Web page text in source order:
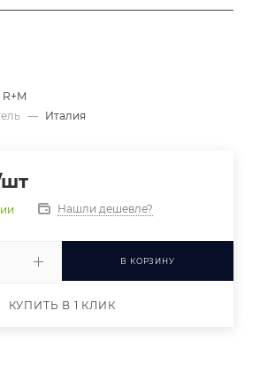
R+M
— Италия
Нашли дешевле?
В КОРЗИНУ
КУПИТЬ В 1 КЛИК